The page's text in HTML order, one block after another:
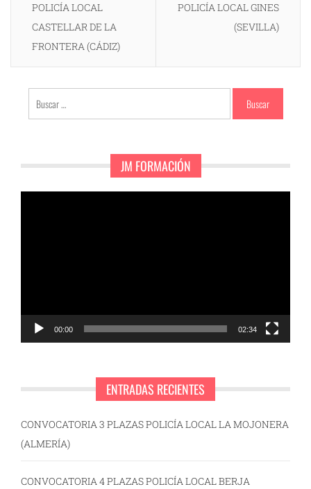
POLICÍA LOCAL
CASTELLAR DE LA
FRONTERA (CÁDIZ)
POLICÍA LOCAL GINES
(SEVILLA)
Buscar:
JM FORMACIÓN
00:00 02:34
ENTRADAS RECIENTES
CONVOCATORIA 3 PLAZAS POLICÍA LOCAL LA MOJONERA
(ALMERÍA)
CONVOCATORIA 4 PLAZAS POLICÍA LOCAL BERJA